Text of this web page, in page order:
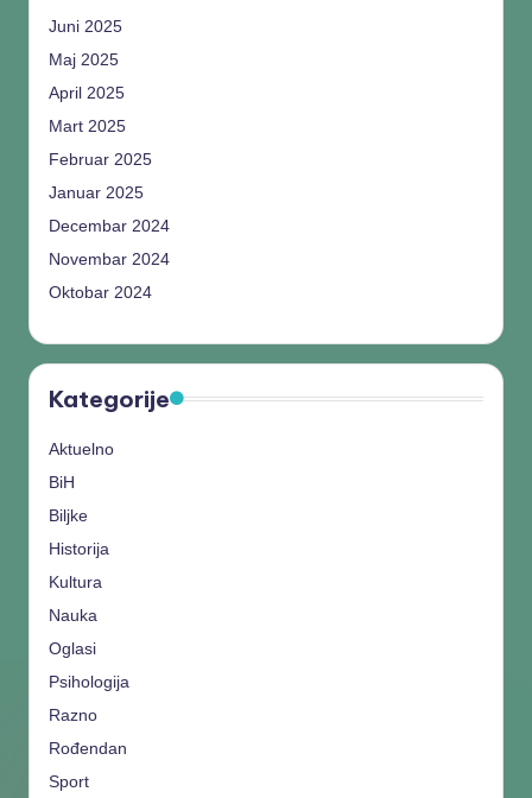
Juni 2025
Maj 2025
April 2025
Mart 2025
Februar 2025
Januar 2025
Decembar 2024
Novembar 2024
Oktobar 2024
Kategorije
Aktuelno
BiH
Biljke
Historija
Kultura
Nauka
Oglasi
Psihologija
Razno
Rođendan
Sport